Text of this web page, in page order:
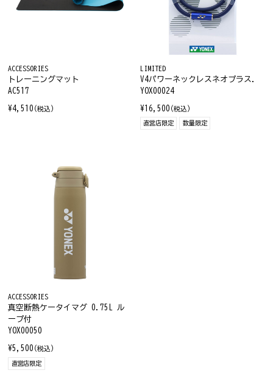
ACCESSORIES
トレーニングマット
AC517
¥4,510 (税込)
LIMITED
V4パワーネックレスネオプラス.
YOX00024
¥16,500 (税込)
直営店限定 数量限定
ACCESSORIES
真空断熱ケータイマグ 0.75L ル
ープ付
YOX00050
¥5,500 (税込)
直営店限定